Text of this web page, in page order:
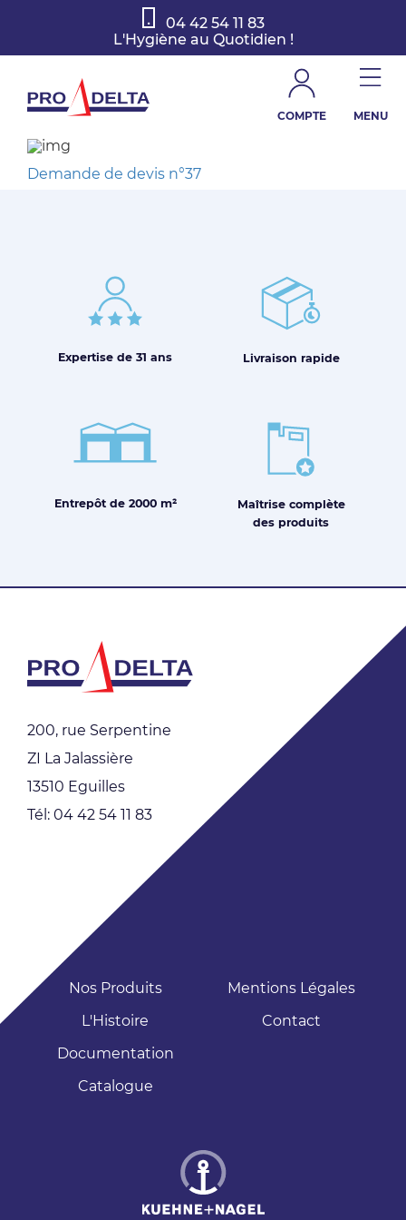
04 42 54 11 83
L'Hygiène au Quotidien !
COMPTE MENU
Demande de devis n°37
Expertise de 31 ans Livraison rapide
Entrepôt de 2000 m² Maîtrisecomplète
des produits
200, rue Serpentine
ZI La Jalassière
13510 Eguilles
Tél: 04 42 54 11 83
Nos Produits
L'Histoire
Documentation
Catalogue
Mentions Légales
Contact